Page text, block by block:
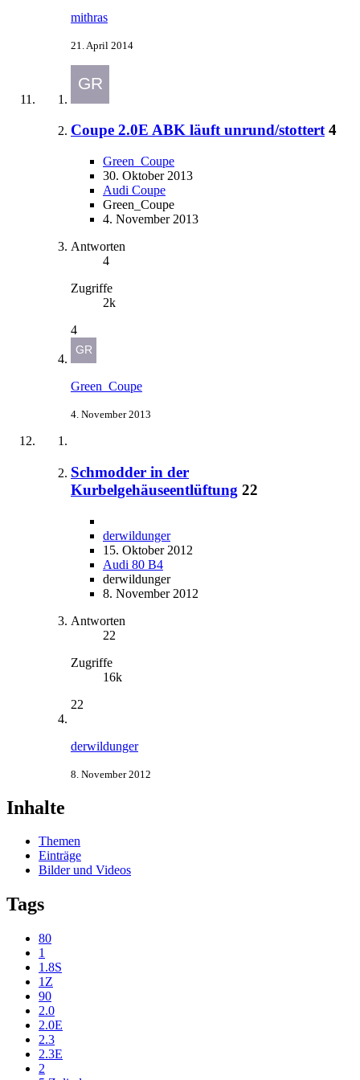
mithras
21. April 2014
Coupe 2.0E ABK läuft unrund/stottert 4
Green_Coupe
30. Oktober 2013
Audi Coupe
Green_Coupe
4. November 2013
Antworten
4
Zugriffe
2k
4
Green_Coupe
4. November 2013
Schmodder in der
Kurbelgehäuseentlüftung 22
derwildunger
15. Oktober 2012
Audi 80 B4
derwildunger
8. November 2012
Antworten
22
Zugriffe
16k
22
derwildunger
8. November 2012
Inhalte
Themen
Einträge
Bilder und Videos
Tags
80
1
1.8S
1Z
90
2.0
2.0E
2.3
2.3E
2